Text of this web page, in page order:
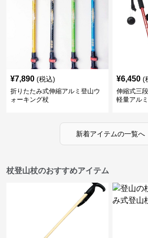
¥7,890 (税込)
折りたたみ式伸縮アルミ登山ウ
ォーキング杖
¥6,450 (
伸縮式三
軽量アル
新着アイテムの一覧へ
杖登山杖のおすすめアイテム